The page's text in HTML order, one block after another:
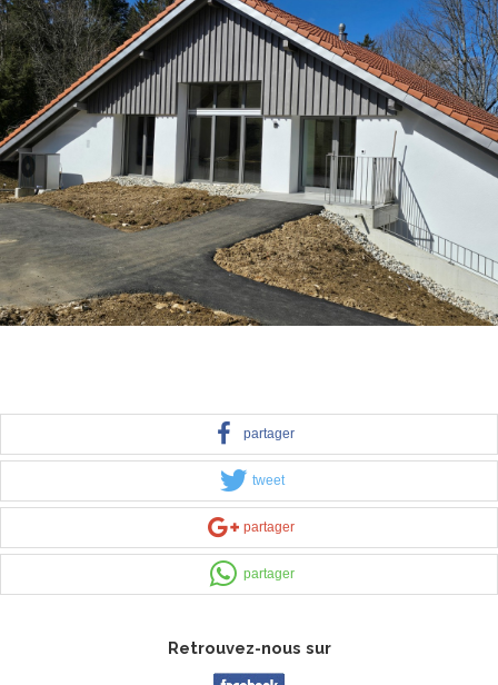
Horaires du bureau communal
Voir les horaires
partager
tweet
partager
partager
Retrouvez-nous sur